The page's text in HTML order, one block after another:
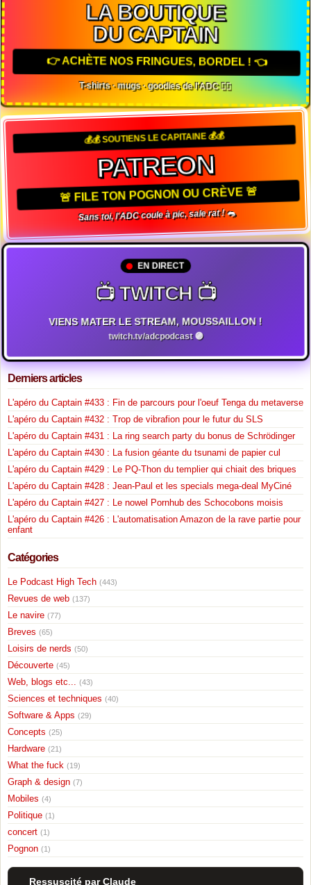
LA BOUTIQUE
DU CAPTAIN
👉 ACHÈTE NOS FRINGUES, BORDEL ! 👈
T-shirts · mugs · goodies de l'ADC 🏴‍☠️
💰💰 SOUTIENS LE CAPITAINE 💰💰
PATREON
🚨 FILE TON POGNON OU CRÈVE 🚨
Sans toi, l'ADC coule à pic, sale rat ! 🐀
EN DIRECT
📺 TWITCH 📺
VIENS MATER LE STREAM, MOUSSAILLON !
twitch.tv/adcpodcast 🟣
Derniers articles
L'apéro du Captain #433 : Fin de parcours pour l'oeuf Tenga du metaverse
L'apéro du Captain #432 : Trop de vibrafion pour le futur du SLS
L'apéro du Captain #431 : La ring search party du bonus de Schrödinger
L'apéro du Captain #430 : La fusion géante du tsunami de papier cul
L'apéro du Captain #429 : Le PQ-Thon du templier qui chiait des briques
L'apéro du Captain #428 : Jean-Paul et les specials mega-deal MyCiné
L'apéro du Captain #427 : Le nowel Pornhub des Schocobons moisis
L'apéro du Captain #426 : L'automatisation Amazon de la rave partie pour
enfant
Catégories
Le Podcast High Tech (443)
Revues de web (137)
Le navire (77)
Breves (65)
Loisirs de nerds (50)
Découverte (45)
Web, blogs etc... (43)
Sciences et techniques (40)
Software & Apps (29)
Concepts (25)
Hardware (21)
What the fuck (19)
Graph & design (7)
Mobiles (4)
Politique (1)
concert (1)
Pognon (1)
Ressuscité par Claude